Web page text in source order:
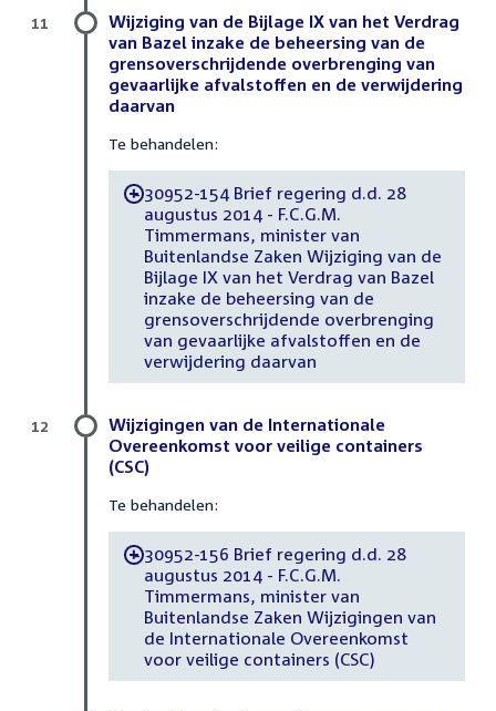
Wijziging van de Bijlage IX van het Verdrag
van Bazel inzake de beheersing van de
grensoverschrijdende overbrenging van
gevaarlijke afvalstoffen en de verwijdering
daarvan
Te behandelen:
-30952-154 Brief regering d.d. 28
augustus 2014 - F.C.G.M.
Timmermans, minister van
Buitenlandse Zaken Wijziging van de
Bijlage IX van het Verdrag van Bazel
inzake de beheersing van de
grensoverschrijdende overbrenging
van gevaarlijke afvalstoffen en de
verwijdering daarvan
11
Wijzigingen van de Internationale
Overeenkomst voor veilige containers
(CSC)
Te behandelen:
-30952-156 Brief regering d.d. 28
augustus 2014 - F.C.G.M.
Timmermans, minister van
Buitenlandse Zaken Wijzigingen van
de Internationale Overeenkomst
voor veilige containers (CSC)
12